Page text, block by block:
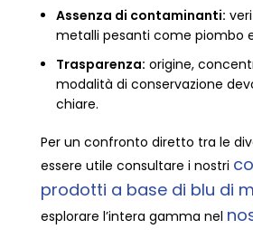
Assenza di contaminanti:
metalli pesanti come piombo
Trasparenza: origine,
modalità di conservazione
chiare.
Per un confronto diretto tra le
essere utile consultare i nostri
prodotti a base di blu di
esplorare l’intera gamma nel